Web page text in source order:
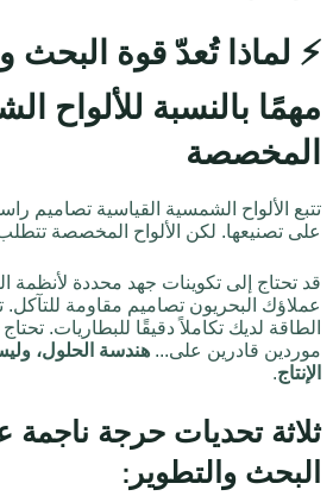
⚡ لماذا تُعدّ قوة البحث
مهمًا بالنسبة للألواح
المخصصة
تتبع الألواح الشمسية القياسية تصاميم
على تصنيعها. لكن الألواح المخصصة
قد تحتاج إلى تكوينات جهد محددة لأنظمة
عملاؤك البحريون تصاميم مقاومة
الطاقة لديك تكاملاً دقيقًا للبطاريات.
موردين قادرين على... هندسة الحلول،
الإنتاج.
ثلاثة تحديات حرجة
البحث والتطوير: